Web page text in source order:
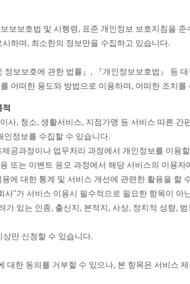
보보호법 및 시행령, 표준 개인정보 보호지침을
하며, 최소한의 정보만을 수집하고 있습니다.
정보보호에 관한 법률』, 『개인정보보호법』 등
어떠한 용도와 방법으로 이용하며, 어떠한 조치를
사, 청소, 생활서비스, 지점가맹 등 서비스 따른
인정보를 수집할 수 있습니다.
공과정이나 업무처리 과정에서 개인정보를 이용
또는 이벤트 응모 과정에서 해당 서비스의 이용
에 대한 통계 및 서비스 개선에 관련한 활용을 할
사"가 서비스 이용시 필수적으로 필요한 항목이
가 있는 인종, 출신지, 본적지, 사상, 정치적 성향,
만 신청할 수 있습니다.
대한 동의를 거부할 수 있으나, 본 항목은 서비스